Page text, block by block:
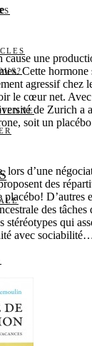
cause une
Cette
agressif chez
le cœur net.
de Zurich a
soit un
lors d’une
des
placébo! D’autres
des
stéréotypes qui
avec